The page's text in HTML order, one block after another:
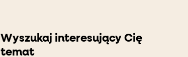
Wyszukaj interesujący Cię
temat